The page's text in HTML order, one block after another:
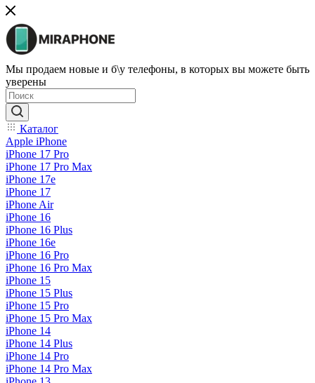
Мы продаем новые и б\у телефоны, в которых вы можете быть
уверены
Каталог
Apple iPhone
iPhone 17 Pro
iPhone 17 Pro Max
iPhone 17e
iPhone 17
iPhone Air
iPhone 16
iPhone 16 Plus
iPhone 16e
iPhone 16 Pro
iPhone 16 Pro Max
iPhone 15
iPhone 15 Plus
iPhone 15 Pro
iPhone 15 Pro Max
iPhone 14
iPhone 14 Plus
iPhone 14 Pro
iPhone 14 Pro Max